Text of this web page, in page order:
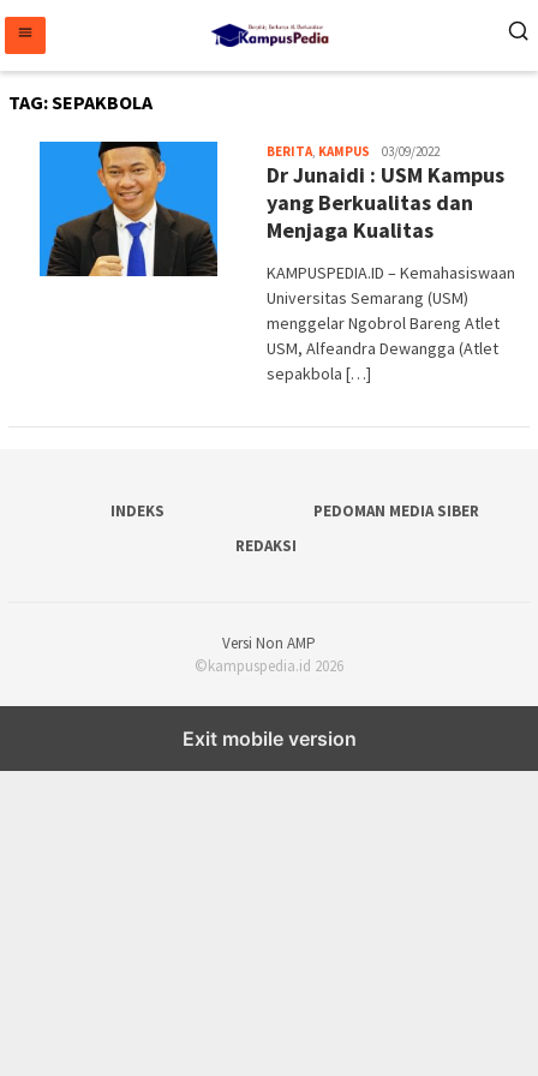
konten
TAG:SEPAKBOLA
BERITA, KAMPUS Melani
03/09/2022
Dr Junaidi : USM Kampus
yang Berkualitas dan
Menjaga Kualitas
KAMPUSPEDIA.ID – Kemahasiswaan
Universitas Semarang (USM)
menggelar Ngobrol Bareng Atlet
USM, Alfeandra Dewangga (Atlet
sepakbola […]
INDEKS
PEDOMAN MEDIA SIBER
REDAKSI
Versi Non AMP
©kampuspedia.id 2026
Exit mobile version